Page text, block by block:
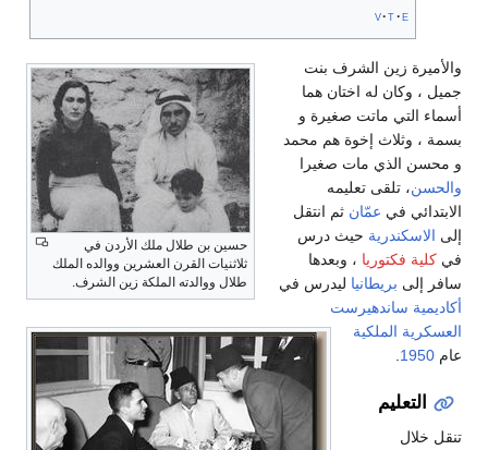
v t e
حسين بن طلال ملك الأردن في
ثلاثنيات القرن العشرين ووالده الملك
طلال ووالدته الملكة زين الشرف.
والأميرة زين الشرف بنت
جميل ، وكان له اختان هما
أسماء التي ماتت صغيرة و
بسمة ، وثلاث إخوة هم محمد
و محسن الذي مات صغيرا
والحسن، تلقى تعليمه
الابتدائي في عمّان ثم انتقل
إلى الاسكندرية حيث درس
في كلية فكتوريا ، وبعدها
سافر إلى بريطانيا ليدرس في
أكاديمية ساندهيرست
العسكرية الملكية
عام 1950
التعليم
تنقل خلال